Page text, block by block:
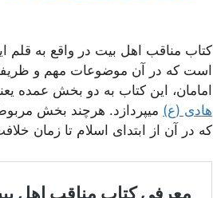
کتاب مناقب اهل بیت در واقع به قلم
است که در آن موضوعات مهم و
امامان، این کتاب به دو بخش عمده
هادی (ع) میپردازد. هرچند بخش
که در آن از ابتدای اسلام تا زمان